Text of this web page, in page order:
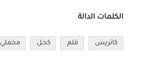
الكلمات الدالة
كاتريس قلم كحل مخملي